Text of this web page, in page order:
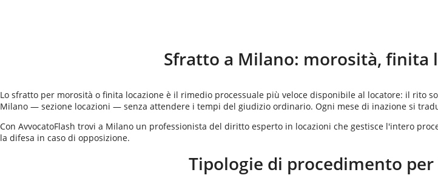
Sfratto a Milano: morosità, finita
Lo sfratto per morosità o finita locazione è il rimedio processuale più veloce disponibile al locatore: il rito
Milano — sezione locazioni — senza attendere i tempi del giudizio ordinario. Ogni mese di inazione si
Con AvvocatoFlash trovi a Milano un professionista del diritto esperto in locazioni che gestisce l'intero
la difesa in caso di opposizione.
Tipologie di procedimento